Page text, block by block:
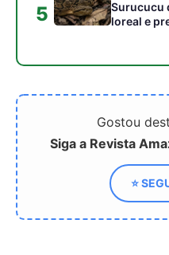
Relacionado
A palavra mandioca tem
origem no tupi mandi-oca
e sua lenda conta a
história de Mani uma
menina indígena